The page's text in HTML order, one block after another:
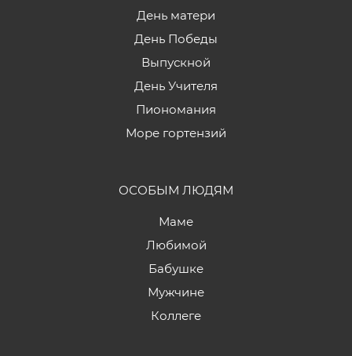
День матери
День Победы
Выпускной
День Учителя
Пиономания
Море гортензий
ОСОБЫМ ЛЮДЯМ
Маме
Любимой
Бабушке
Мужчине
Коллеге